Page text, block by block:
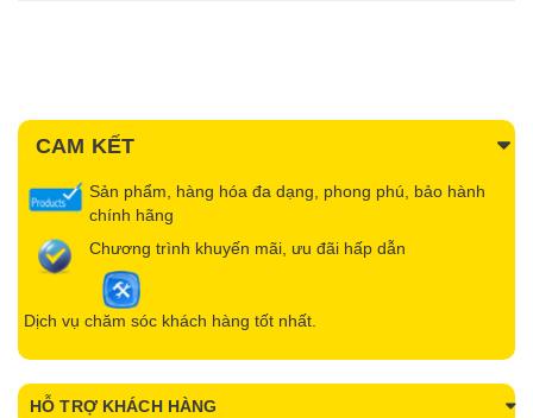
CAM KẾT
Sản phẩm, hàng hóa đa dạng, phong phú, bảo hành
chính hãng
Chương trình khuyến mãi, ưu đãi hấp dẫn
Dịch vụ chăm sóc khách hàng tốt nhất.
HỖ TRỢ KHÁCH HÀNG